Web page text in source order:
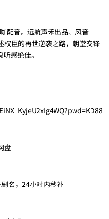
配音，远航声禾出品、风音
臣的再世逆袭之路，朝堂交锋
感绝佳。
盘
名，24小时内秒补